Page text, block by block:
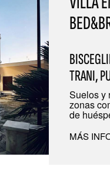
TRANI,
Suelos y
zonas
de
MÁS